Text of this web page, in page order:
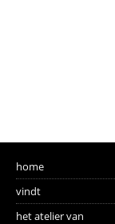
home
vindt
het atelier van